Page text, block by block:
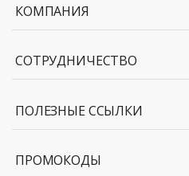
КОМПАНИЯ
СОТРУДНИЧЕСТВО
ПОЛЕЗНЫЕ ССЫЛКИ
ПРОМОКОДЫ